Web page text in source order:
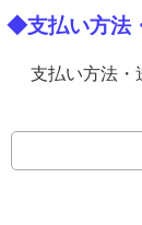
◆支払い方法
支払い方法・